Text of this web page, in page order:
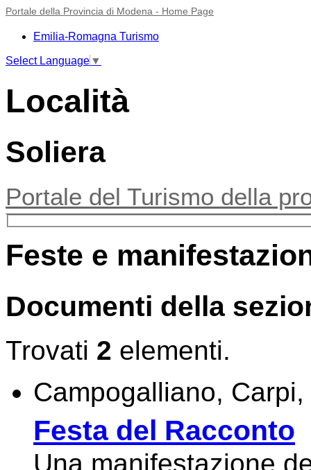
Portale della Provincia di Modena - Home Page
Emilia-Romagna Turismo
Select Language ▼
Località
Soliera
Portale del Turismo della
Feste e
Documenti della
Trovati 2 elementi.
Campogalliano,
Festa del Racconto
Una manifestazione